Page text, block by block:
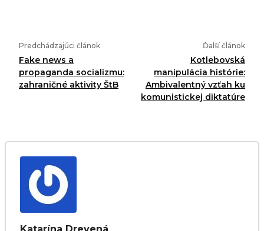
Predchádzajúci článok
Fake news a
propaganda socializmu:
zahraničné aktivity ŠtB
Ďalší článok
Kotlebovská
manipulácia histórie:
Ambivalentný vzťah ku
komunistickej diktatúre